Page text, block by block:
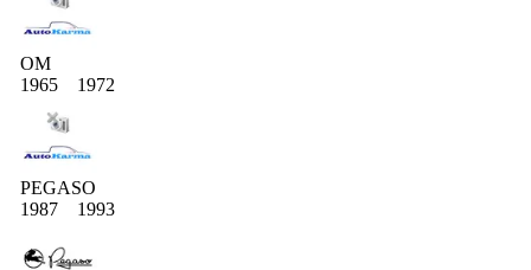
OM
1965
1972
PEGASO
1987
1993